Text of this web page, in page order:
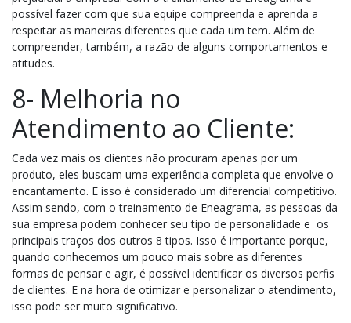
possível fazer com que sua equipe compreenda e aprenda a
respeitar as maneiras diferentes que cada um tem. Além de
compreender,também, a razão de alguns comportamentos e
atitudes.
8- Melhoria no
Atendimento ao Cliente:
Cada vez mais os clientes não procuram apenas por um
produto, eles buscam uma experiência completa que envolve o
encantamento. E isso é considerado um diferencial competitivo.
Assim sendo, com o treinamento de Eneagrama, as pessoas da
sua empresa podem conhecer seu tipo de personalidade e os
principais traços dos outros 8 tipos. Isso é importante porque,
quando conhecemos um pouco mais sobre as diferentes
formas de pensar e agir, é possível identificar os diversos perfis
de clientes. E na hora de otimizar e personalizar o atendimento,
isso pode ser muito significativo.